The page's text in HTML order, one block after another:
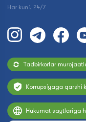
Har kuni, 24/7
Tadbirkorlar
Korrupsiyaga qarshi
Hukumat saytlariga